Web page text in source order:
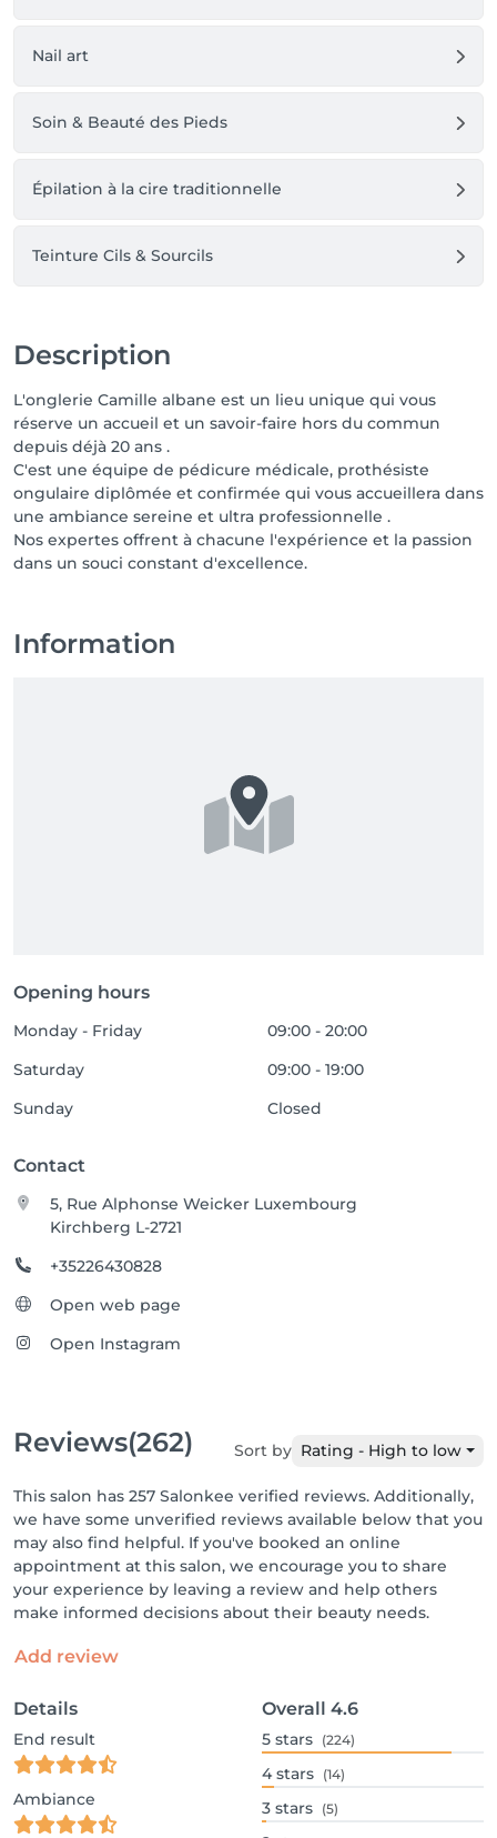
Nail art
Soin & Beauté des Pieds
Épilation à la cire traditionnelle
Teinture Cils & Sourcils
Description
L'onglerie Camille albane est un lieu unique qui vous
réserve un accueil et un savoir-faire hors du commun
depuis déjà 20 ans .
C'est une équipe de pédicure médicale, prothésiste
ongulaire diplômée et confirmée qui vous accueillera dans
une ambiance sereine et ultra professionnelle .
Nos expertes offrent à chacune l'expérience et la passion
dans un souci constant d'excellence.
Information
Opening hours
Monday - Friday
09:00 - 20:00
Saturday
09:00 - 19:00
Sunday
Closed
Contact
5, Rue Alphonse Weicker Luxembourg
Kirchberg L-2721
+35226430828
Open web page
Open Instagram
Reviews(262) Sort by Rating - High to low
This salon has 257 Salonkee verified reviews. Additionally,
we have some unverified reviews available below that you
may also find helpful. If you've booked an online
appointment at this salon, we encourage you to share
your experience by leaving a review and help others
make informed decisions about their beauty needs.
Add review
Details
End result
Ambiance
Overall 4.6
5 stars (224)
4 stars (14)
3 stars (5)